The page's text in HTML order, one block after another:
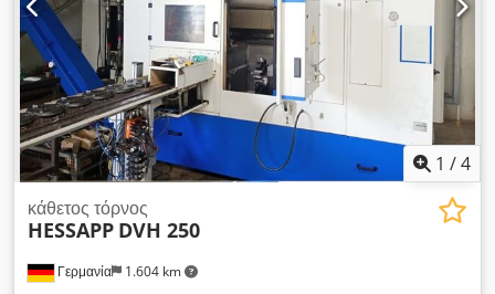
1 /4
Γερμανία 1.604 km
κάθετος τόρνος
HESSAPP DVH 250